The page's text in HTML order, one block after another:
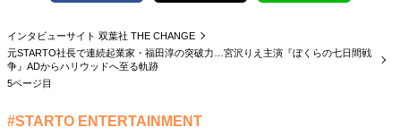
インタビューサイト 双葉社 THE CHANGE
元STARTO社長で連続起業家・福田淳の突破力…宮沢りえ主演『ぼくらの七日間戦
争』ADからハリウッドへ至る軌跡
5ページ目
#STARTO ENTERTAINMENT